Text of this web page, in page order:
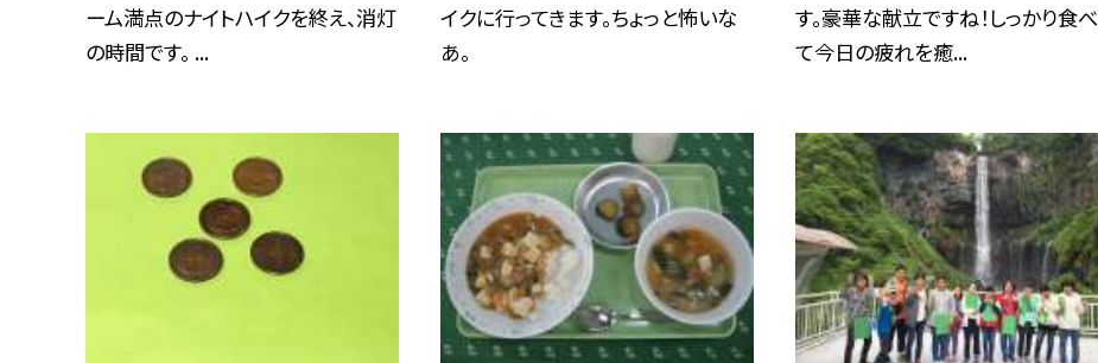
ーム満点のナイトハイクを終え、消灯
の時間です。 ...
イクに行ってきます。ちょっと怖いな
あ。
す。豪華な献立ですね！しっかり食べ
て今日の疲れを癒...